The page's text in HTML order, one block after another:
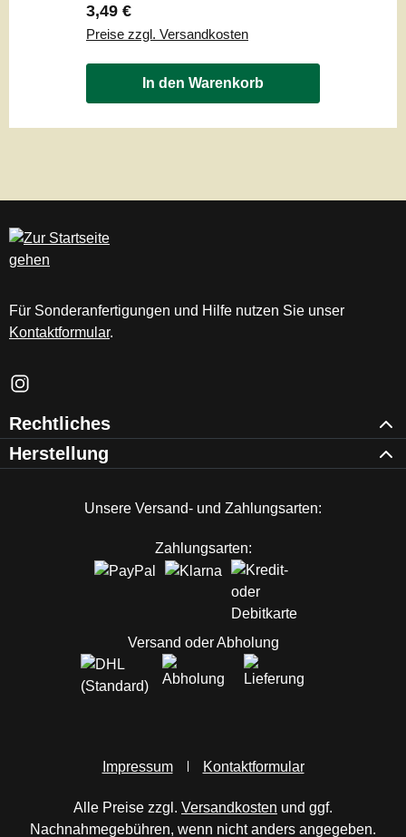
Regulärer Preis:
3,49 €
Preise zzgl. Versandkosten
In den Warenkorb
Für Sonderanfertigungen und Hilfe nutzen Sie unser
Kontaktformular.
Schau auf Instagram vorbei – öffnet in neuem Tab (externer
Rechtliches
Herstellung
Unsere Versand- und Zahlungsarten:
Zahlungsarten:
Versand oder Abholung
Impressum Kontaktformular
Alle Preise zzgl. Versandkosten und ggf.
Nachnahmegebühren, wenn nicht anders angegeben.